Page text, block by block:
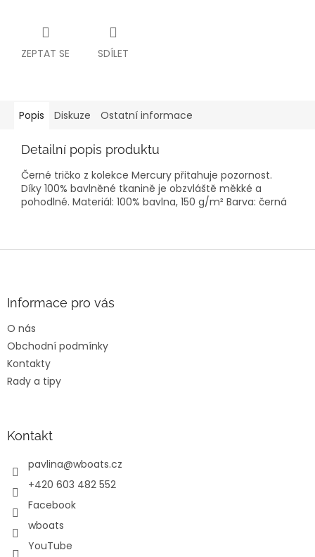
ZEPTAT SE SDÍLET
Popis Diskuze Ostatní informace
Detailní popis produktu
Černé tričko z kolekce Mercury přitahuje pozornost.
Díky 100% bavlněné tkanině je obzvláště měkké a
pohodlné. Materiál: 100% bavlna, 150 g/m² Barva: černá
Informace pro vás
O nás
Obchodní podmínky
Kontakty
Rady a tipy
Kontakt
pavlina@wboats.cz
+420 603 482 552
Facebook
wboats
YouTube